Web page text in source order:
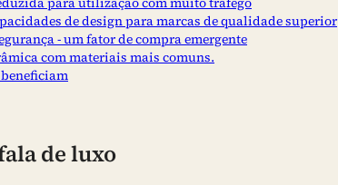
de design para marcas de qualidade superior
- um fator de compra emergente
com materiais mais comuns.
de luxo